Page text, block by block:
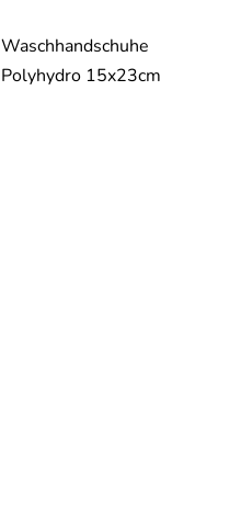
Waschhandschuhe
Polyhydro 15x23cm